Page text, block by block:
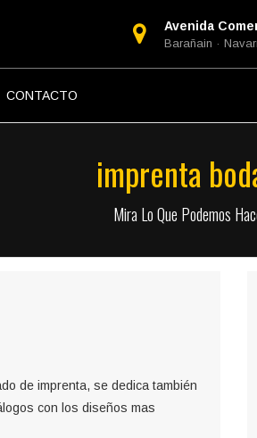
Avenida
Barañain ·
CONTACTO
imprenta
Mira Lo Que Podemos
de imprenta, se dedica también
con los diseños mas